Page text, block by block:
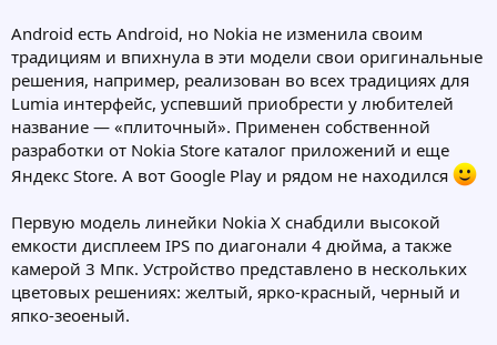
Android есть Android, но Nokia не изменила своим
традициям и впихнула в эти модели свои оригинальные
решения, например, реализован во всех традициях для
Lumia интерфейс, успевший приобрести у любителей
название — «плиточный». Применен собственной
разработки от Nokia Store каталог приложений и еще
Яндекс Store. А вот Google Play и рядом не находился
Первую модель линейки Nokia X снабдили высокой
емкости дисплеем IPS по диагонали 4 дюйма, а также
камерой 3 Мпк. Устройство представлено в нескольких
цветовых решениях: желтый, ярко-красный, черный и
япко-зеоеный.